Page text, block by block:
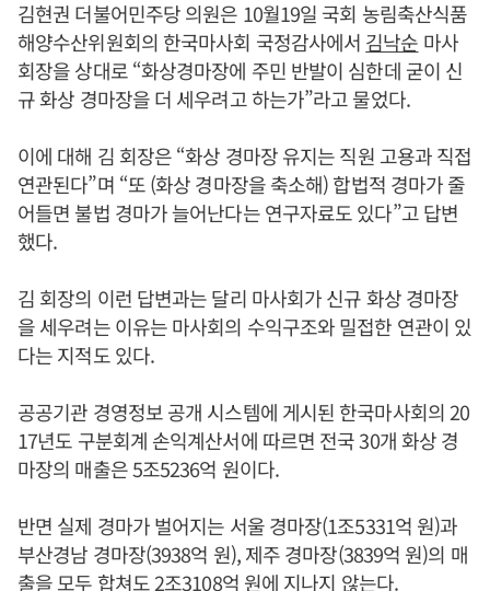
김현권 더불어민주당 의원은 10월19일 국회 농림축산식품
해양수산위원회의 한국마사회 국정감사에서 김낙순 마사
회장을 상대로 “화상경마장에 주민 반발이 심한데 굳이 신
규 화상 경마장을 더 세우려고 하는가”라고 물었다.
이에 대해 김 회장은 “화상 경마장 유지는 직원 고용과 직접
연관된다”며 “또 (화상 경마장을 축소해) 합법적 경마가 줄
어들면 불법 경마가 늘어난다는 연구자료도 있다”고 답변
했다.
김 회장의 이런 답변과는 달리 마사회가 신규 화상 경마장
을 세우려는 이유는 마사회의 수익구조와 밀접한 연관이 있
다는 지적도 있다.
공공기관 경영정보 공개 시스템에 게시된 한국마사회의 20
17년도 구분회계 손익계산서에 따르면 전국 30개 화상 경
마장의 매출은 5조5236억 원이다.
반면 실제 경마가 벌어지는 서울 경마장(1조5331억 원)과
부산경남 경마장(3938억 원), 제주 경마장(3839억 원)의 매
출을 모두 합쳐도 2조3108억 원에 지나지 않는다.